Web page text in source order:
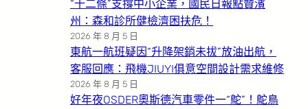
“十二條”支撐中小企業，國民日報點贊濱
州：森和診所健檢濟困扶危！
2026 年 8 月 5 日
東航一航班疑因“升降架銷未拔”放油出航，
客服回應：飛機JIUYI俱意空間設計需求維修
2026 年 8 月 5 日
好年夜OSDER奧斯德汽車零件一“鴕”！鴕鳥